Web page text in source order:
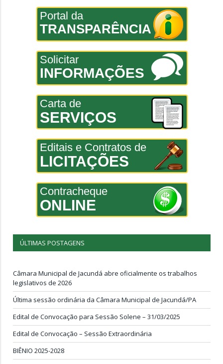
Portal da
TRANSPARÊNCIA
Solicitar
INFORMAÇÕES
Carta de
SERVIÇOS
Editais e Contratos de
LICITAÇÕES
Contracheque
ONLINE
ÚLTIMAS POSTAGENS
Câmara Municipal de Jacundá abre oficialmente os trabalhos
legislativos de 2026
Última sessão ordinária da Câmara Municipal de Jacundá/PA
Edital de Convocação para Sessão Solene – 31/03/2025
Edital de Convocação – Sessão Extraordinária
BIÊNIO 2025-2028